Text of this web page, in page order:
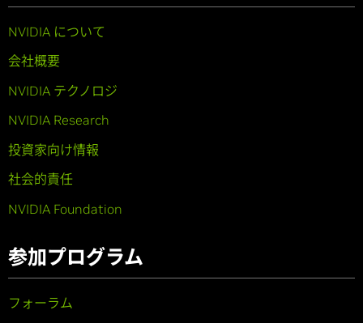
NVIDIA について
会社概要
NVIDIA テクノロジ
NVIDIA Research
投資家向け情報
社会的責任
NVIDIA Foundation
参加プログラム
フォーラム